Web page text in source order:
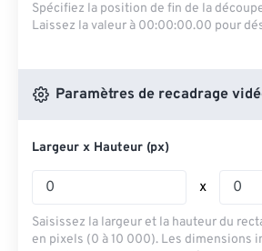
Spécifiez la position de fin de la
Laissez la valeur à 00:00:00.00 pour
Paramètres de recadrage
Largeur x Hauteur (px)
x
Saisissez la largeur et la hauteur du
en pixels (0 à 10 000). Les dimensions